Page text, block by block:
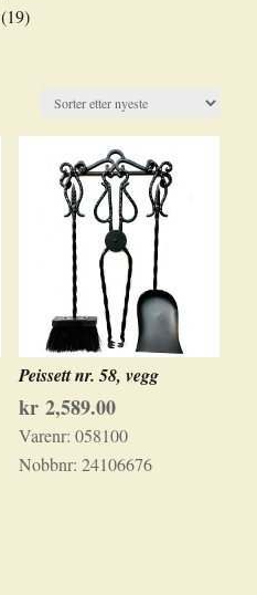
(19)
Peissett nr. 58, vegg
kr2,589.00
Varenr: 058100
Nobbnr: 24106676